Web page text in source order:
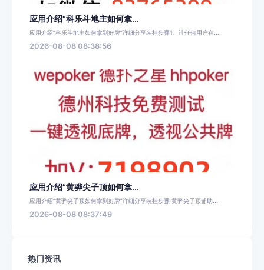
应用介绍“科乐斗地主如何拿...
应用介绍“科乐斗地主如何拿到好牌”详细分享装挂步骤1、让任何用户在...
2026-08-08 08:38:56
应用介绍“黄骅尖子顶如何拿...
应用介绍“黄骅尖子顶如何拿到好牌”详细分享装挂步骤 黄骅尖子顶辅助...
2026-08-08 08:37:49
热门资讯